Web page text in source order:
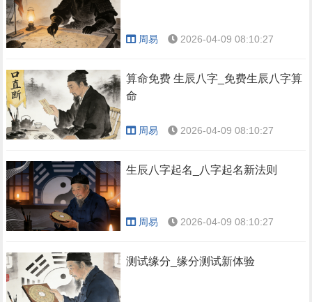
周易 2026-04-09 08:10:27
算命免费 生辰八字_免费生辰八字算
命
周易 2026-04-09 08:10:27
生辰八字起名_八字起名新法则
周易 2026-04-09 08:10:27
测试缘分_缘分测试新体验